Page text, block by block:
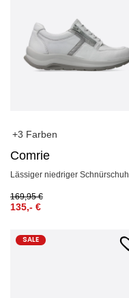
+3 Farben
Comrie
Lässiger niedriger Schnürschuh
169,95€
135,- €
SALE